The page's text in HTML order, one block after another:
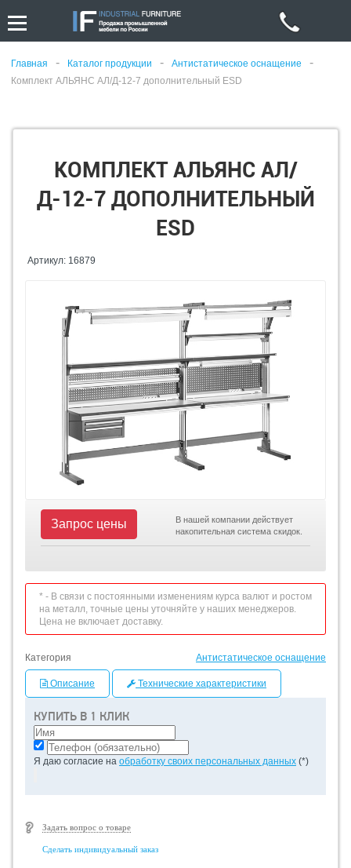
Главная - Каталог продукции - Антистатическое оснащение -
Комплект АЛЬЯНС АЛ/Д-12-7 дополнительный ESD
КОМПЛЕКТ АЛЬЯНС АЛ/
Д-12-7 ДОПОЛНИТЕЛЬНЫЙ
ESD
Артикул: 16879
КУПИТЬ В 1 КЛИК
Я даю согласие на обработку своих персональных данных (*)
Задать вопрос о товаре
Сделать индивидуальный заказ
Запрос цены
В нашей компании действует
накопительная система скидок.
* - В связи с постоянными изменениям курса валют и ростом
на металл, точные цены уточняйте у наших менеджеров.
Цена не включает доставку.
Категория Антистатическое оснащение
Описание Технические характеристики